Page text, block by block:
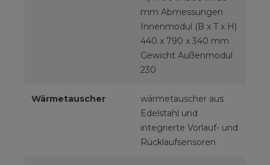
mm Abmessungen
Innenmodul (B x T x H)
440 x 790 x 340 mm
Gewicht Außenmodul
230
Wärmetauscher
wärmetauscher aus
Edelstahl und
integrierte Vorlauf- und
Rücklaufsensoren